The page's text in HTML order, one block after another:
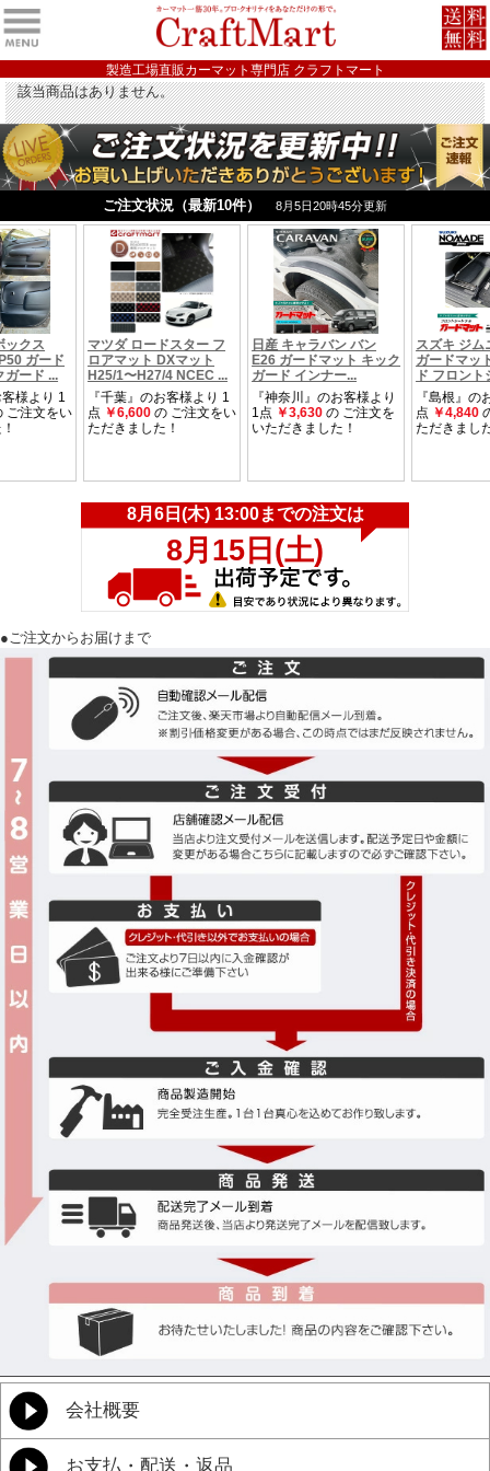
製造工場直販カーマット専門店 クラフトマート
該当商品はありません。
●ご注文からお届けまで
会社概要
お支払・配送・返品